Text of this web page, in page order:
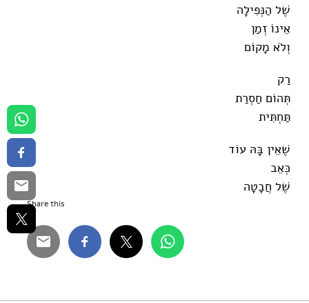
שֶׁל הַנְּפִילָה
אֵינוֹ זְמַן
וְלֹא מָקוֹם
רַק
תְּהוֹם חַסְרַת
תַּחְתִּית
שֶׁאֵין בָּהּ עוֹד
כְּאֵב
שֶׁל חֲבָטָה
Share this...